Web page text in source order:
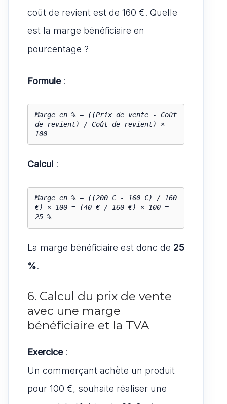
coût de revient est de 160 €. Quelle
est la marge bénéficiaire en
pourcentage ?
Formule:
Marge en % = ((Prix de vente - Coût
de revient) / Coût de revient) ×
100
Calcul :
Marge en % = ((200 € - 160 €) / 160
€) × 100 = (40 € / 160 €) × 100 =
25 %
La marge bénéficiaire est donc de 25
%.
6. Calcul du prix de vente
avec une marge
bénéficiaire et la TVA
Exercice:
Un commerçant achète un produit
pour 100 €, souhaite réaliser une